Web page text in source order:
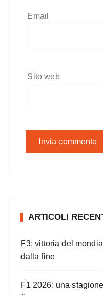
Email
Sito web
ARTICOLI
F3: vittoria del
dalla fine
F1 2026: una